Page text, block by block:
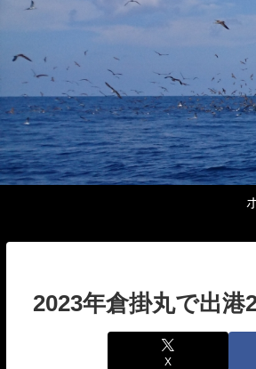
2023年倉掛丸で出
X